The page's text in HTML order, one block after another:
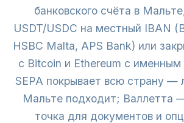
банковского счёта в
USDT/USDC на местный IBAN
HSBC Malta, APS Bank) или
с Bitcoin и Ethereum с
SEPA покрывает всю страну —
Мальте подходит; Валлетта
точка для документов и